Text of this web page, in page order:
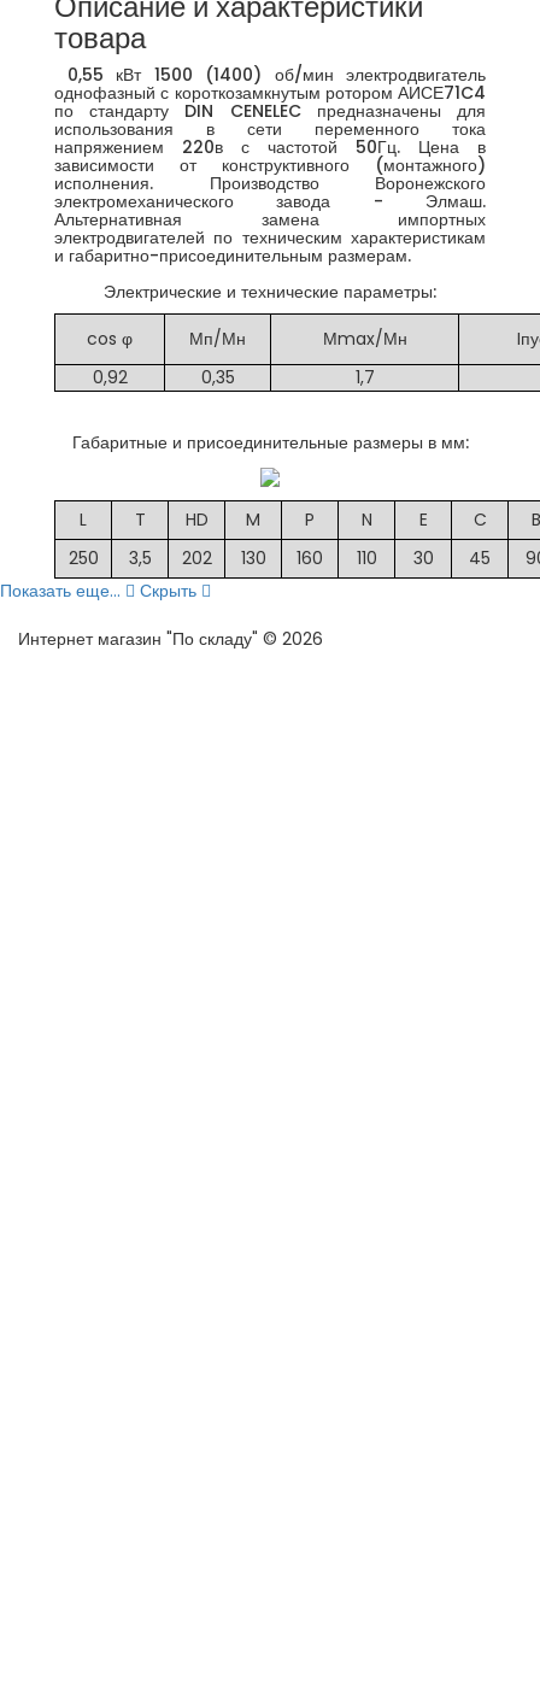
товара
0,55 кВт 1500 (1400) об/мин электродвигатель
однофазный с короткозамкнутым ротором АИСЕ71C4
по стандарту DIN CENELEC предназначены для
использования в сети переменного тока
напряжением 220в с частотой 50Гц. Цена в
зависимости от конструктивного (монтажного)
исполнения. Производство Воронежского
электромеханического завода - Элмаш.
Альтернативная замена импортных
электродвигателей по техническим характеристикам
и габаритно-присоединительным размерам.
Электрические и технические параметры:
cos φ
Мп/Мн Мmax/Мн
0,92
0,35 1,7
Габаритные и присоединительные размеры в мм:
L T HD M P N E C
B
250
3,5 202 130 160 110 30 45
Показать еще...
Скрыть
Интернет магазин "По складу" © 2026